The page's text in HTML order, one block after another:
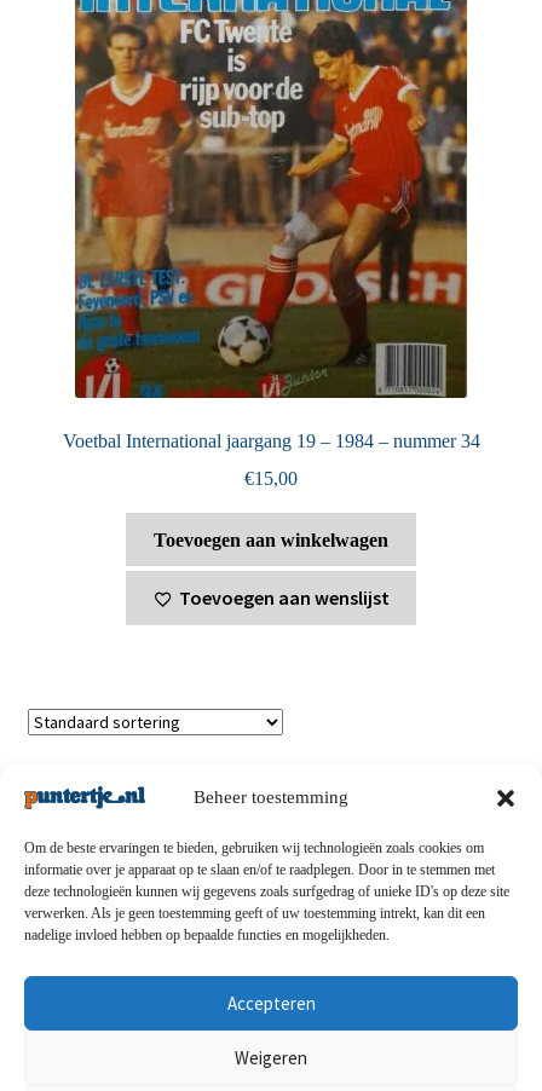
Beheer toestemming
Om de beste ervaringen te bieden, gebruiken wij technologieën zoals cookies om
informatie over je apparaat op te slaan en/of te raadplegen. Door in te stemmen met
deze technologieën kunnen wij gegevens zoals surfgedrag of unieke ID's op deze site
verwerken. Als je geen toestemming geeft of uw toestemming intrekt, kan dit een
nadelige invloed hebben op bepaalde functies en mogelijkheden.
Accepteren
Weigeren
Voetbal International jaargang 19 – 1984 – nummer 34
€15,00
Toevoegen aan winkelwagen
Toevoegen aan wenslijst
Privacybeleid-Verzending en retouren-Algemene
voorwaarden-Disclaimert-Betaalmethoden-Over ons